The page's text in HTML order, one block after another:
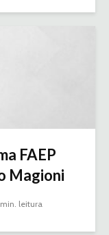
FAEP
Magioni
leitura